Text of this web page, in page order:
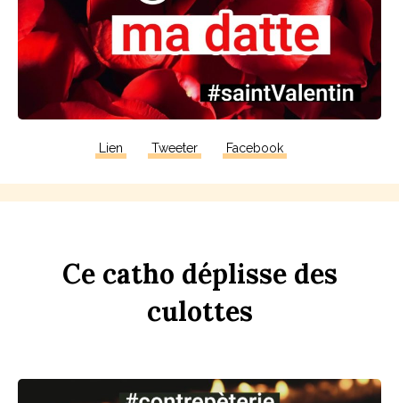
Lien Tweeter Facebook
Ce catho déplisse des
culottes